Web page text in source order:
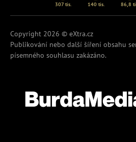
307 tis. 140 tis. 86,8
Copyright 2026 © eXtra.cz
Publikování nebo další šíření obsahu
písemného souhlasu zakázáno.